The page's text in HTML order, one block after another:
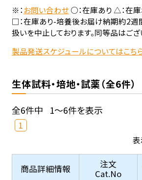
※：お問い合わせ○：在庫あり △：在
□：在庫あり-培養後お届け納期約2週
扱いを中止しております。同等品はござ
製品発送スケジュールについてはこち
生体試料・培地・試薬（全6件）
全6件中 1～6件を表示
1
商品詳細情報
注文
Cat.No